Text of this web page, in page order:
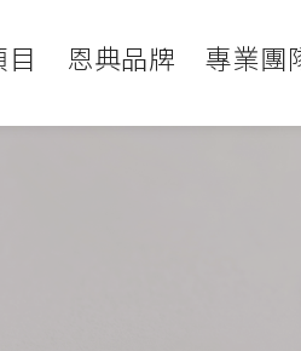
恩典品牌 專業團